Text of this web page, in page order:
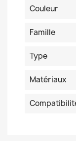
Couleur
Famille
Type
Matériaux